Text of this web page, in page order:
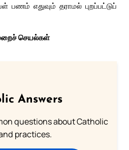
எதுவும் தராமல் புறப்பட்டுப்
செயல்கள்
Answers
questions about Catholic
practices.